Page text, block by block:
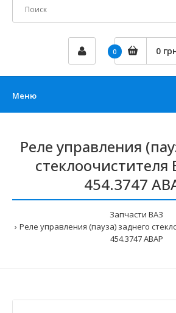
0 0
Меню
Реле управления
стеклоочистителя
454.3747
Запчасти ВАЗ
Реле управления (пауза) заднего
454.3747 АВАР